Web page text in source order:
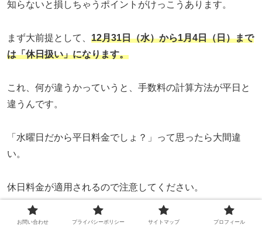
知らないと損しちゃうポイントがけっこうあります。
まず大前提として、 12月31日（水）から1月4日（日）まで
は「休日扱い」になります。
これ、何が違うかっていうと、手数料の計算方法が平日と
違うんです。
「水曜日だから平日料金でしょ？」って思ったら大間違
い。
休日料金が適用されるので注意してください。
みずほ銀行ATM（自行ATM）の手数料
お問い合わせ プライバシーポリシー サイトマップ プロフィール